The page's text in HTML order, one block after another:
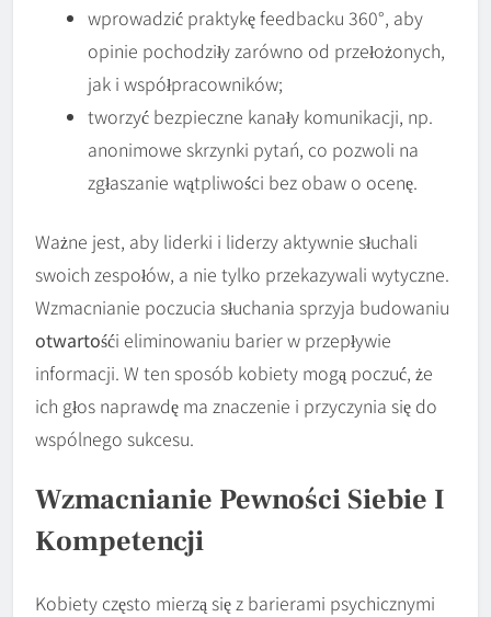
wprowadzić praktykę feedbacku 360°, aby
opinie pochodziły zarówno od przełożonych,
jak i współpracowników;
tworzyć bezpieczne kanały komunikacji, np.
anonimowe skrzynki pytań, co pozwoli na
zgłaszanie wątpliwości bez obaw o ocenę.
Ważne jest, aby liderki i liderzy aktywnie słuchali
swoich zespołów, a nie tylko przekazywali wytyczne.
Wzmacnianie poczucia słuchania sprzyja budowaniu
otwartośći eliminowaniu barier w przepływie
informacji. W ten sposób kobiety mogą poczuć, że
ich głos naprawdę ma znaczenie i przyczynia się do
wspólnego sukcesu.
Wzmacnianie Pewności Siebie I
Kompetencji
Kobiety często mierzą się z barierami psychicznymi